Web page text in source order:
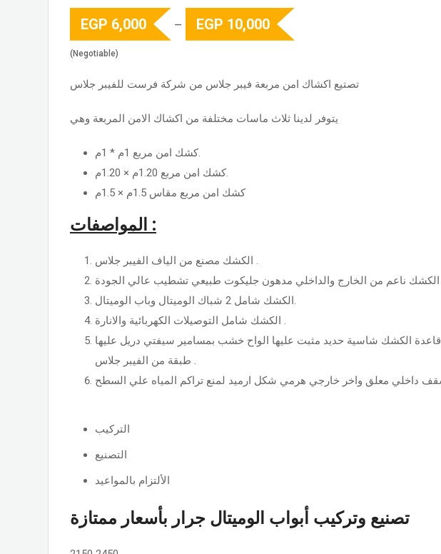
EGP 6,000 – EGP 10,000
(Negotiable)
تصتيع اكشاك امن مربعة فيبر جلاس من شركة فرست للفيبر جلاس
يتوفر لدينا ثلاث ماسات مختلفة من اكشاك الامن المربعة وهي
كشك امن مربع 1م * 1م.
كشك امن مربع 1.20م × 1.20م.
كشك امن مربع مقاس 1.5م × 1.5م
المواصفات :
الكشك مصنع من الياف الفيبر جلاس .
الكشك شامل 2 شباك الوميتال وباب الوميتال.
الكشك شامل التوصيلات الكهربائية والانارة .
قاعدة الكشك شاسية حديد مثبت عليها الواح خشب بمسامير سيفتي دريل عليها
طبقة من الفيبر جلاس .
التركيب
التصنيع
الألتزام بالمواعيد
تصنيع وتركيب أبواب الوميتال جرار بأسعار ممتازة